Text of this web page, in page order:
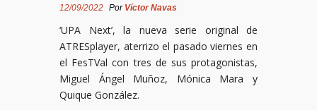
12/09/2022 Por Víctor Navas
‘UPA Next’, la nueva serie original de
ATRESplayer, aterrizo el pasado viernes en
el FesTVal con tres de sus protagonistas,
Miguel Ángel Muñoz, Mónica Mara y
Quique González.